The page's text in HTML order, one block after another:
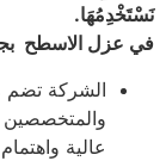
نَسْتَخْدِمُهَا.
في عزل الاسطح
الشركة تضم
والمتخصصين
عالية